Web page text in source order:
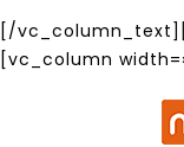
[/
[vc_column